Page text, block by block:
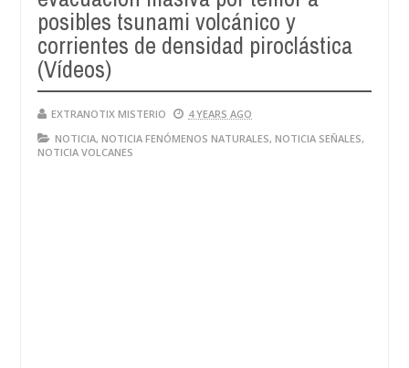
posibles tsunami volcánico y
corrientes de densidad piroclástica
(Vídeos)
EXTRANOTIX MISTERIO
4 YEARS AGO
NOTICIA, NOTICIA FENÓMENOS NATURALES, NOTICIA SEÑALES,
NOTICIA VOLCANES